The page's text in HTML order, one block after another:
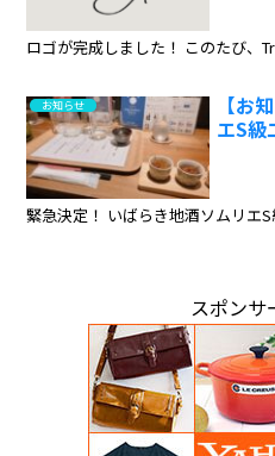
ロゴが完成しました！ このたび、
お知らせ
【お
エS級
緊急決定！ いばらき地酒ソムリエ
スポンサ